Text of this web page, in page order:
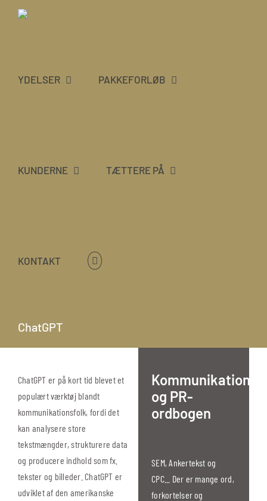
YDELSER PAKKEFORLØB
KUNDERNE TÆTTERE PÅ
KONTAKT
ChatGPT
ChatGPT er på kort tid blevet et
populært værktøj blandt
kommunikationsfolk, fordi det
kan analysere store
tekstmængder, strukturere data
og producere indhold som fx.
tekster og billeder. ChatGPT er
udviklet af den amerikanske
Kommunikations-
og PR-
ordbogen
SEM, Ankertekst og
CPC... Der er mange ord,
forkortelser og